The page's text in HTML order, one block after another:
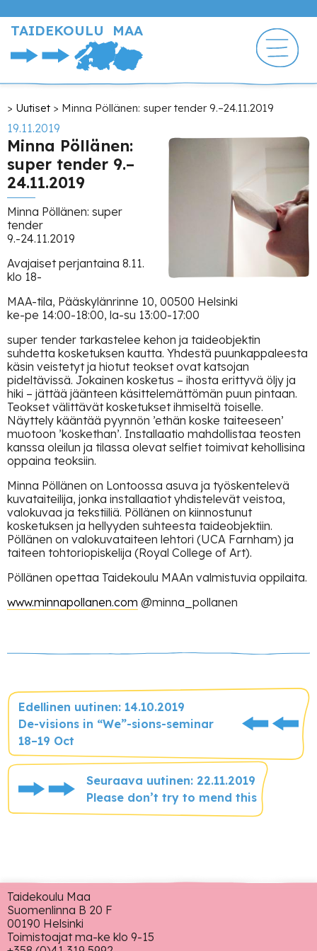
pääsisältöön
TAIDEKOULU MAA
Murupolku
Uutiset Minna Pöllänen: super tender 9.–24.11.2019
19.11.2019
Minna Pöllänen:
super tender 9.–
24.11.2019
Minna Pöllänen: super
tender
9.-24.11.2019
Avajaiset perjantaina 8.11.
klo 18-
MAA-tila, Pääskylänrinne 10, 00500 Helsinki
ke-pe 14:00-18:00, la-su 13:00-17:00
super tender tarkastelee kehon ja taideobjektin
suhdetta kosketuksen kautta. Yhdestä puunkappaleesta
käsin veistetyt ja hiotut teokset ovat katsojan
pideltävissä. Jokainen kosketus – ihosta erittyvä öljy ja
hiki – jättää jäänteen käsittelemättömän puun pintaan.
Teokset välittävät kosketukset ihmiseltä toiselle.
Näyttely kääntää pyynnön ’ethän koske taiteeseen’
muotoon ’koskethan’. Installaatio mahdollistaa teosten
kanssa oleilun ja tilassa olevat selfiet toimivat kehollisina
oppaina teoksiin.
Minna Pöllänen on Lontoossa asuva ja työskentelevä
kuvataiteilija, jonka installaatiot yhdistelevät veistoa,
valokuvaa ja tekstiiliä. Pöllänen on kiinnostunut
kosketuksen ja hellyyden suhteesta taideobjektiin.
Pöllänen on valokuvataiteen lehtori (UCA Farnham) ja
taiteen tohtoriopiskelija (Royal College of Art).
Pöllänen opettaa Taidekoulu MAAn valmistuvia oppilaita.
www.minnapollanen.com @minna_pollanen
Edellinen uutinen: 14.10.2019
De-visions in “We”-sions-seminar
18–19 Oct
Seuraava uutinen: 22.11.2019
Please don’t try to mend this
Taidekoulu Maa
Suomenlinna B 20 F
00190 Helsinki
Toimistoajat ma-ke klo 9-15